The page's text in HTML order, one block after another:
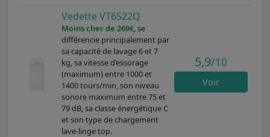
Vedette VT6522Q
Moins cher de 269€, se
différencie principalement par
sa capacité de lavage 6 et 7
kg, sa vitesse d’essorage
(maximum) entre 1000 et
1400 tours/min, son niveau
sonore maximum entre 75 et
79 dB, sa classe énergétique C
et son type de chargement
lave-linge top.
5,9/10
Voir